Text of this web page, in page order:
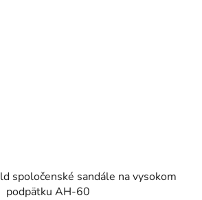
spoločenské sandále na vysokom
podpätku AH-60